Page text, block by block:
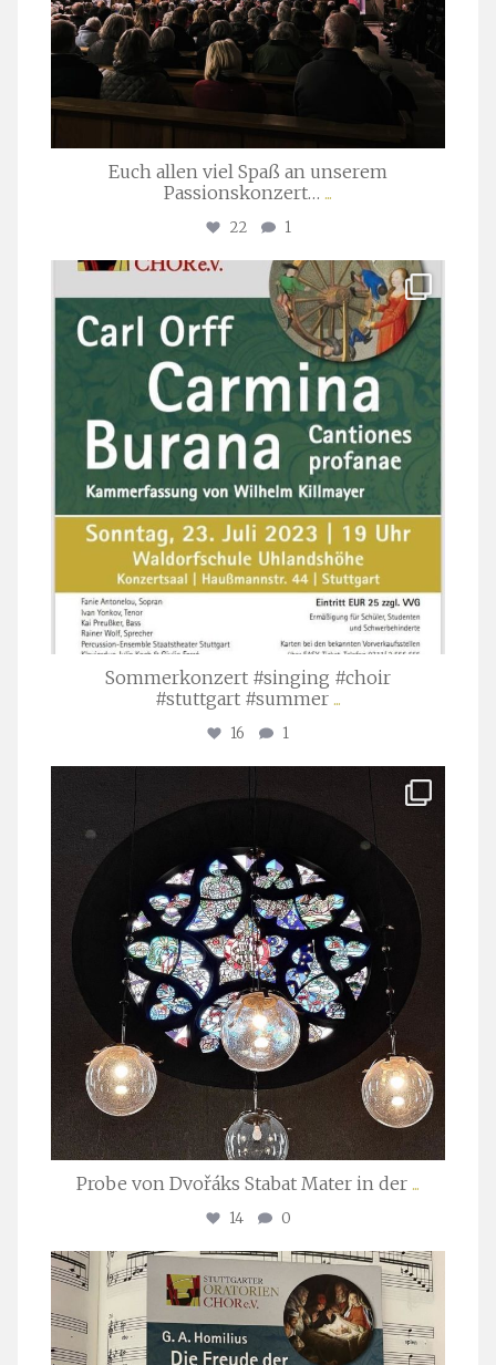
Euch allen viel Spaß an unserem
Passionskonzert… ...
22 1
stuttgarter_oratorienchor
Juli 22
Sommerkonzert #singing #choir
#stuttgart #summer ...
16 1
Apr. 1
Probe von Dvořáks Stabat Mater in der ...
14 0
stuttgarter_oratorienchor
Nov. 29